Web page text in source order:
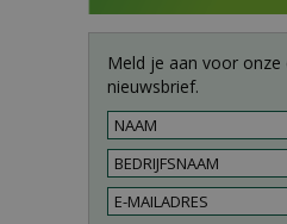
Meld je aan voor onze
nieuwsbrief.